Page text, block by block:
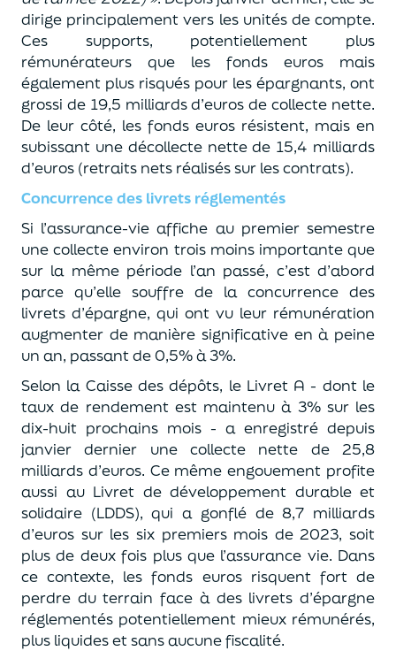
dirige principalement vers les unités de compte.
Ces supports, potentiellement plus
rémunérateurs que les fonds euros mais
également plus risqués pour les épargnants, ont
grossi de 19,5 milliards d’euros de collecte nette.
De leur côté, les fonds euros résistent, mais en
subissant une décollecte nette de 15,4 milliards
d’euros (retraits nets réalisés sur les contrats).
Concurrence des livrets réglementés
Si l’assurance-vie affiche au premier semestre
une collecte environ trois moins importante que
sur la même période l’an passé, c’est d’abord
parce qu’elle souffre de la concurrence des
livrets d’épargne, qui ont vu leur rémunération
augmenter de manière significative en à peine
un an, passant de 0,5% à 3%.
Selon la Caisse des dépôts, le Livret A - dont le
taux de rendement est maintenu à 3% sur les
dix-huit prochains mois - a enregistré depuis
janvier dernier une collecte nette de 25,8
milliards d’euros. Ce même engouement profite
aussi au Livret de développement durable et
solidaire (LDDS), qui a gonflé de 8,7 milliards
d’euros sur les six premiers mois de 2023, soit
plus de deux fois plus que l’assurance vie. Dans
ce contexte, les fonds euros risquent fort de
perdre du terrain face à des livrets d’épargne
réglementés potentiellement mieux rémunérés,
plus liquides et sans aucune fiscalité.